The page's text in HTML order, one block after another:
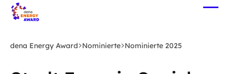
Zum
Hauptinhalt
dena Energy Award Nominierte Nominierte 2025